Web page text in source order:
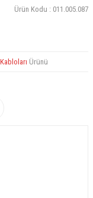
Ürün Kodu : 011.005.087
Ürünü